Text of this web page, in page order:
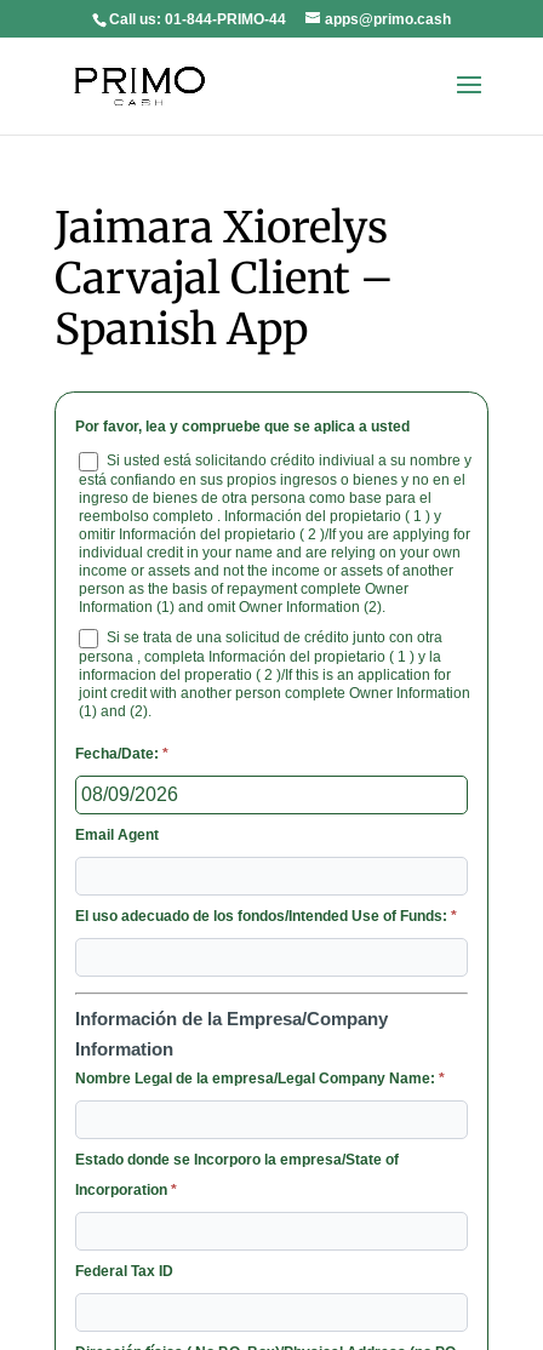
Call us: 01-844-PRIMO-44 apps@primo.cash
Jaimara Xiorelys
Carvajal Client –
Spanish App
Por favor, lea y compruebe que se aplica a usted
Si usted está solicitando crédito indiviual a su nombre y
está confiando en sus propios ingresos o bienes y no en el
ingreso de bienes de otra persona como base para el
reembolso completo . Información del propietario ( 1 ) y
omitir Información del propietario ( 2 )/If you are applying for
individual credit in your name and are relying on your own
income or assets and not the income or assets of another
person as the basis of repayment complete Owner
Information (1) and omit Owner Information (2).
Si se trata de una solicitud de crédito junto con otra
persona , completa Información del propietario ( 1 ) y la
informacion del properatio ( 2 )/If this is an application for
joint credit with another person complete Owner Information
(1) and (2).
Fecha/Date: *
Email Agent
El uso adecuado de los fondos/Intended Use of Funds: *
Información de la Empresa/Company
Information
Nombre Legal de la empresa/Legal Company Name: *
Estado donde se Incorporo la empresa/State of
Incorporation *
Federal Tax ID